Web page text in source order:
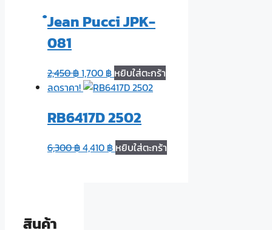
๋Jean Pucci JPK-
081
2,450฿1,700 ฿ หยิบใส่ตะกร้า
ลดราคา!
RB6417D 2502
6,300฿4,410 ฿ หยิบใส่ตะกร้า
สินค้า